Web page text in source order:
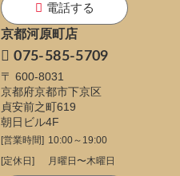
電話する
京都河原町店
075-585-5709
〒 600-8031
京都府京都市下京区
貞安前之町619
朝日ビル4F
[営業時間] 10:00～19:00
[定休日]
月曜日〜木曜日